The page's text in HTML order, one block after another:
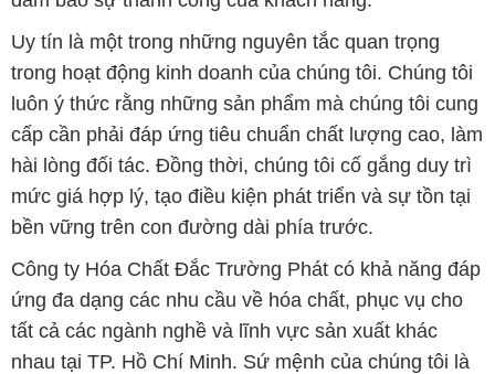
hài lòng đối tác. Đồng thời, chúng tôi cố gắng duy trì
mức giá hợp lý, tạo điều kiện phát triển và sự tồn tại
bền vững trên con đường dài phía trước.
Công ty Hóa Chất Đắc Trường Phát có khả năng đáp
ứng đa dạng các nhu cầu về hóa chất, phục vụ cho
tất cả các ngành nghề và lĩnh vực sản xuất khác
nhau tại TP. Hồ Chí Minh. Sứ mệnh của chúng tôi là
cung cấp và phân phối những sản phẩm hóa chất
đảm bảo chất lượng và giá thành tốt nhất trên thị
trường.
Chúng tôi tự hào có đội ngũ nhân viên chuyên nghiệp